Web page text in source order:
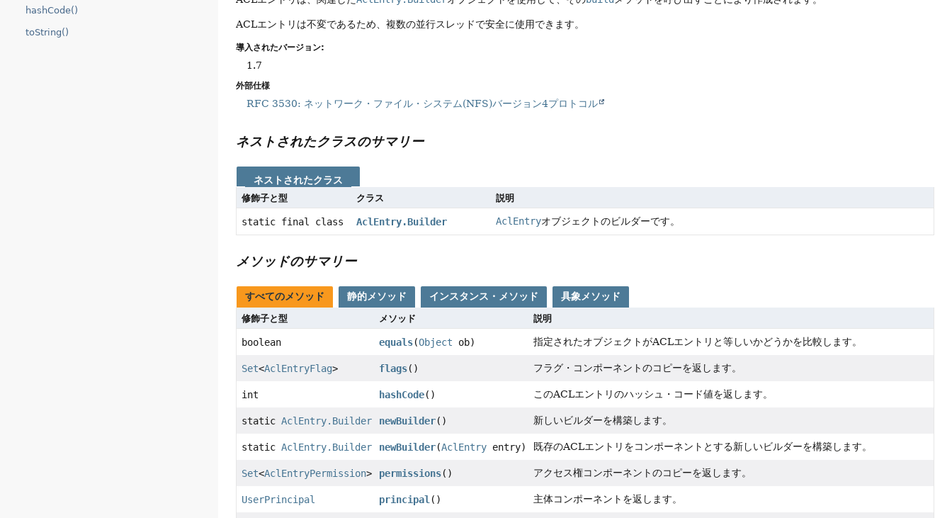
hashCode()
toString()
ACLエントリは不変であるため、複数の並行スレッドで安全に使用できます。
導入されたバージョン:
1.7
外部仕様
RFC 3530: ネットワーク・ファイル・システム(NFS)バージョン4プロトコル
ネストされたクラスのサマリー
ネストされたクラス
修飾子と型 クラス 説明
static final class AclEntry.Builder AclEntryオブジェクトのビルダーです。
メソッドのサマリー
すべてのメソッド 静的メソッド インスタンス・メソッド 具象メソッド
修飾子と型 メソッド 説明
boolean equals(Object ob) 指定されたオブジェクトがACLエントリと等しいかどうかを比較します。
Set<AclEntryFlag> flags() フラグ・コンポーネントのコピーを返します。
int hashCode() このACLエントリのハッシュ・コード値を返します。
staticAclEntry.Builder newBuilder() 新しいビルダーを構築します。
staticAclEntry.Builder newBuilder(AclEntry entry) 既存のACLエントリをコンポーネントとする新しいビルダーを構築します。
Set<AclEntryPermission> permissions() アクセス権コンポーネントのコピーを返します。
UserPrincipal principal () 主体コンポーネントを返します。